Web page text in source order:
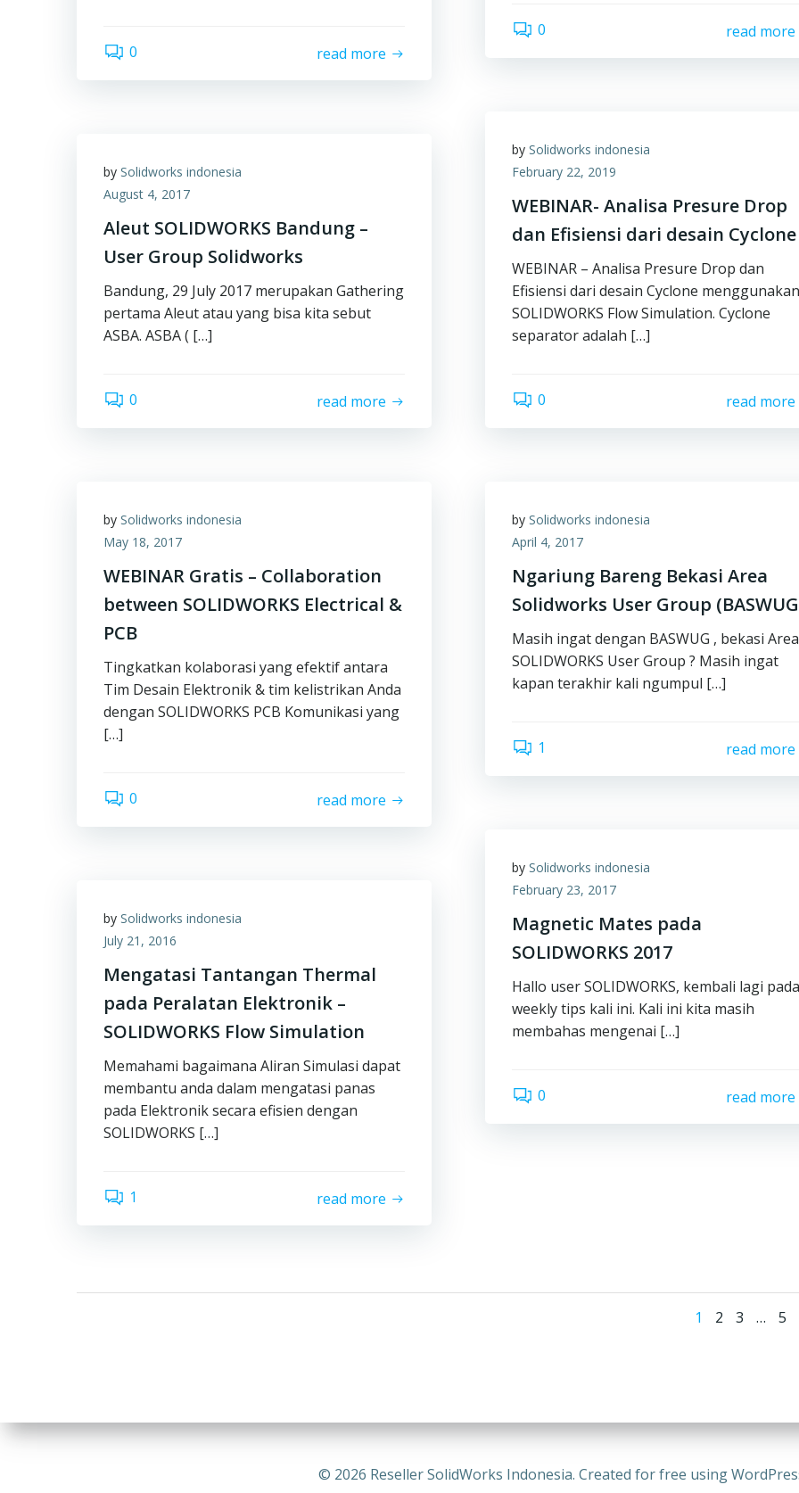
0 read more
0 read more
bySolidworks indonesia
February 22, 2019
WEBINAR- Analisa Presure Drop
dan Efisiensi dari desain Cyclone
WEBINAR – Analisa Presure Drop dan
Efisiensi dari desain Cyclone
SOLIDWORKS Flow Simulation. Cyclone
separator adalah […]
0 read more
by Solidworks indonesia
August 4, 2017
Aleut SOLIDWORKS Bandung –
User Group Solidworks
Bandung, 29 July 2017 merupakan Gathering
pertama Aleut atau yang bisa kita sebut
ASBA. ASBA ( […]
0 read more
by Solidworks indonesia
May 18, 2017
WEBINAR Gratis – Collaboration
between SOLIDWORKS Electrical &
PCB
Tingkatkan kolaborasi yang efektif antara
Tim Desain Elektronik & tim kelistrikan Anda
dengan SOLIDWORKS PCB Komunikasi yang
[…]
0 read more
bySolidworks indonesia
April 4, 2017
Ngariung Bareng Bekasi Area
Solidworks User Group
Masih ingat dengan BASWUG , bekasi Area
SOLIDWORKS User Group ? Masih ingat
kapan terakhir kali ngumpul […]
1 read more
bySolidworks indonesia
February 23, 2017
Magnetic Mates pada
SOLIDWORKS 2017
Hallo user SOLIDWORKS, kembali lagi
weekly tips kali ini. Kali ini kita masih
membahas mengenai […]
0 read more
by Solidworks indonesia
July 21, 2016
Mengatasi Tantangan Thermal
pada Peralatan Elektronik –
SOLIDWORKS Flow Simulation
Memahami bagaimana Aliran Simulasi dapat
membantu anda dalam mengatasi panas
pada Elektronik secara efisien dengan
SOLIDWORKS […]
1 read more
Posts
Page
1 Page
2 Page
3 … 5
© 2026 Reseller SolidWorks Indonesia. Created for free using